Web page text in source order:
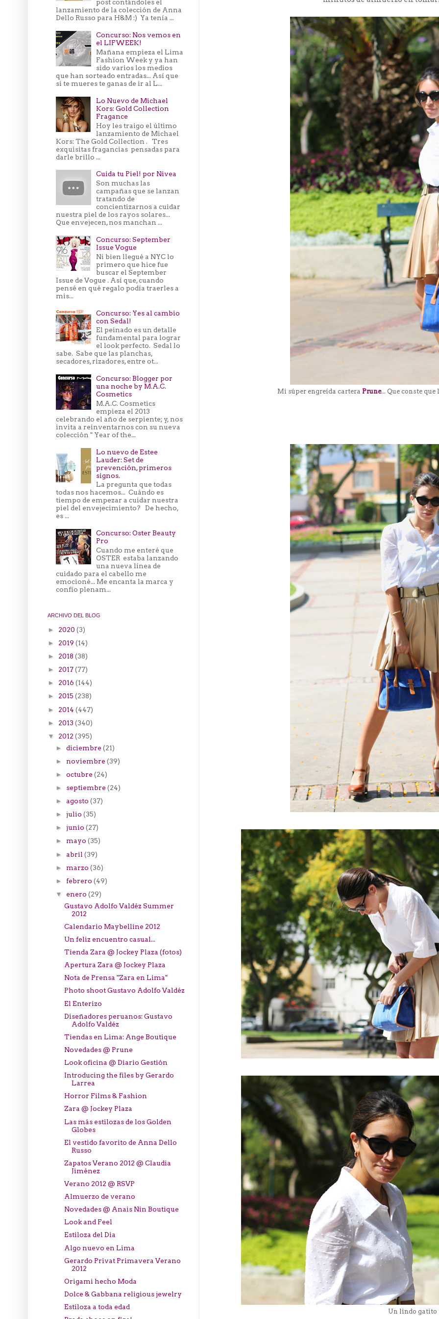
Mi súper engreída cartera Prune... Que conste
Un lindo gatito
post contándoles el
lanzamiento de la colección de Anna
Dello Russo para H&M :) Ya tenía ...
Concurso: Nos vemos en
el LIFWEEK!
Mañana empieza el Lima
Fashion Week y ya han
sido varios los medios
que han sorteado entradas... Así que
si te mueres te ganas de ir al L...
Lo Nuevo de Michael
Kors: Gold Collection
Fragance
Hoy les traigo el último
lanzamiento de Michael
Kors: The Gold Collection . Tres
exquisitas fragancias pensadas para
darle brillo ...
Cuida tu Piel! por Nivea
Son muchas las
campañas que se lanzan
tratando de
concientizarnos a cuidar
nuestra piel de los rayos solares...
Que envejecen, nos manchan ...
Concurso: September
Issue Vogue
Ni bien llegué a NYC lo
primero que hice fue
buscar el September
Issue de Vogue . Así que, cuando
pensé en qué regalo podía traerles a
mis...
Concurso: Yes al cambio
con Sedal!
El peinado es un detalle
fundamental para lograr
el look perfecto. Sedal lo
sabe. Sabe que las planchas,
secadores, rizadores, entre ot...
Concurso: Blogger por
una noche by M.A.C.
Cosmetics
M.A.C. Cosmetics
empieza el 2013
celebrando el año de serpiente; y, nos
invita a reinventarnos con su nueva
colección " Year of the...
Lo nuevo de Estee
Lauder: Set de
prevención, primeros
signos.
La pregunta que todas
todas nos hacemos... Cuándo es
tiempo de empezar a cuidar nuestra
piel del envejecimiento? De hecho,
es ...
Concurso: Oster Beauty
Pro
Cuando me enteré que
OSTER estaba lanzando
una nueva línea de
cuidado para el cabello me
emocioné... Me encanta la marca y
confío plenam...
ARCHIVO DEL BLOG
► 2020 (3)
► 2019 (14)
► 2018 (38)
► 2017(77)
► 2016 (144)
► 2015 (238)
► 2014 (447)
► 2013 (340)
▼ 2012 (395)
►diciembre(21)
► noviembre(39)
►octubre(24)
► septiembre(24)
►agosto(37)
►julio(35)
►junio(27)
► mayo(35)
►abril(39)
► marzo(36)
►febrero(49)
▼ enero(29)
Gustavo Adolfo Valdéz Summer
2012
Calendario Maybelline 2012
Un feliz encuentro casual...
Tienda Zara @ Jockey Plaza (fotos)
Apertura Zara @ Jockey Plaza
Nota de Prensa "Zara en Lima"
Photo shoot Gustavo Adolfo Valdéz
El Enterizo
Diseñadores peruanos: Gustavo
Adolfo Valdéz
Tiendas en Lima: Ange Boutique
Novedades @ Prune
Look oficina @ Diario Gestión
Introducing the files by Gerardo
Larrea
Horror Films & Fashion
Zara @ Jockey Plaza
Las más estilozas de los Golden
Globes
El vestido favorito de Anna Dello
Russo
Zapatos Verano 2012 @ Claudia
Jiménez
Verano 2012 @ RSVP
Almuerzo de verano
Novedades @ Anais Nin Boutique
Look and Feel
Estiloza del Dia
Algo nuevo en Lima
Gerardo Privat Primavera Verano
2012
Origami hecho Moda
Dolce & Gabbana religious jewelry
Estiloza a toda edad